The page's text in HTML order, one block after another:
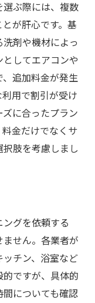
法
リーニングが
介
間管理
ぶ際には、複数
が肝心です。基
剤や機材によっ
してエアコンや
追加料金が発生
用で割引が受け
に合ったプラン
金だけでなくサ
肢を考慮しまし
グを依頼する
せん。各業者が
チン、浴室など
ですが、具体的
についても確認